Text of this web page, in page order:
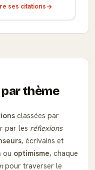
ses citations
thème
classées par
par les réflexions
, écrivains et
ou optimisme, chaque
pour traverser le